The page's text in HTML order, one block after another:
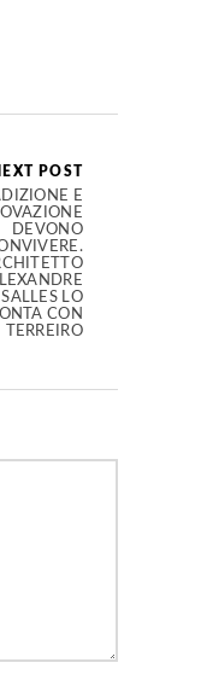
POST
E
DEVONO
SALLES LO
CON
TERREIRO